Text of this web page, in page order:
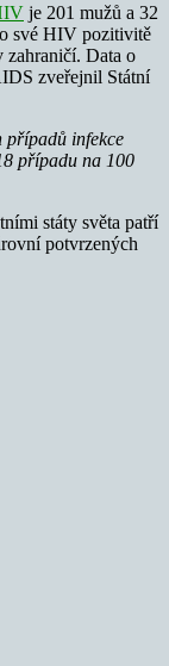
je 201 mužů a 32
své HIV pozitivitě
zahraničí. Data o
zveřejnil Státní
případů infekce
případu na 100
státy světa patří
potvrzených